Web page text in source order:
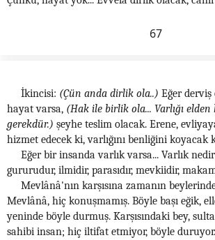
67
İkincisi: (Çün anda dirlik ola..) Eğer
hayat varsa, (Hak ile birlik ola... Varlığı
gerekdür.) şeyhe teslim olacak. Erene,
hizmet edecek ki, varlığını benliğini koyacak
Eğer bir insanda varlık varsa... Varlık
gururudur, ilmidir, parasıdır, mevkiidir,
Mevlânâ'nın karşısına zamanın
Mevlânâ, hiç konuşmamış. Böyle başı eğik,
yeninde böyle durmuş. Karşısındaki bey,
sahibi insan; hiç iltifat etmiyor, böyle